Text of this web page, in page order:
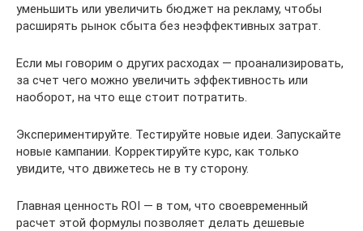
уменьшить или увеличить бюджет на рекламу, чтобы
расширять рынок сбыта без неэффективных затрат.
Если мы говорим о других расходах — проанализировать,
за счет чего можно увеличить эффективность или
наоборот, на что еще стоит потратить.
Экспериментируйте. Тестируйте новые идеи. Запускайте
новые кампании. Корректируйте курс, как только
увидите, что движетесь не в ту сторону.
Главная ценность ROI — в том, что своевременный
расчет этой формулы позволяет делать дешевые